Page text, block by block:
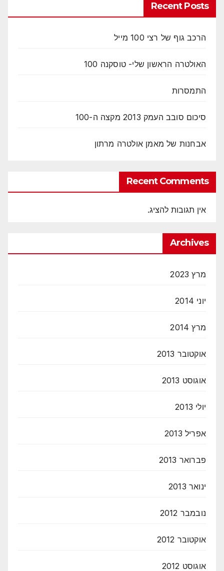
Recent Posts
הרכב גוף של רצי 100 מייל
האולטרה הראשון שלי- טוסקנה 100
התמסרות
סיכום סובב העמק 2013 מקצה ה-100
אבחנות של מאמן אולטרה מרתון
Recent Comments
אין תגובות להציג.
Archives
מרץ 2023
יוני 2014
מרץ 2014
אוקטובר 2013
אוגוסט 2013
יולי 2013
אפריל 2013
פברואר 2013
ינואר 2013
נובמבר 2012
אוקטובר 2012
אוגוסט 2012